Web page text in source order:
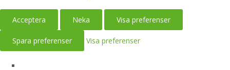
Acceptera Neka Visa preferenser
Spara preferenser Visa preferenser